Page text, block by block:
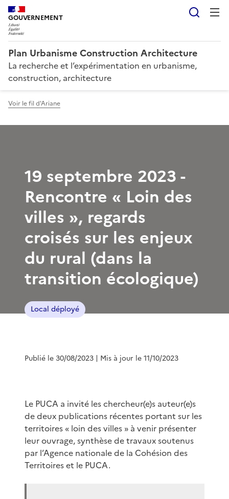
GOUVERNEMENT
Plan Urbanisme Construction Architecture
La recherche et l’expérimentation en urbanisme,
construction, architecture
Voir le fil d'Ariane
19 septembre 2023 -
Rencontre « Loin des
villes », regards
croisés sur les enjeux
du rural (dans la
transition écologique)
Local déployé
Publié le 30/08/2023 | Mis à jour le 11/10/2023
Le PUCA a invité les chercheur(e)s auteur(e)s
de deux publications récentes portant sur les
territoires « loin des villes » à venir présenter
leur ouvrage, synthèse de travaux soutenus
par l’Agence nationale de la Cohésion des
Territoires et le PUCA.